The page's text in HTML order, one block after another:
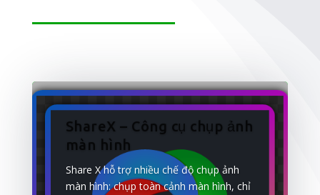
ShareX – Công cụ chụp ảnh
màn hình
Share X hỗ trợ nhiều chế độ chụp ảnh
màn hình: chụp toàn cảnh màn hình, chỉ